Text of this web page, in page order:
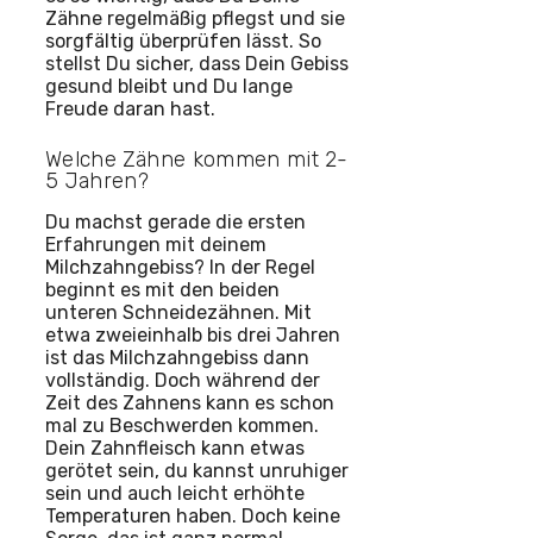
Zähne regelmäßig pflegst und sie
sorgfältig überprüfen lässt. So
stellst Du sicher, dass Dein Gebiss
gesund bleibt und Du lange
Freude daran hast.
Welche Zähne kommen mit 2-
5 Jahren?
Du machst gerade die ersten
Erfahrungen mit deinem
Milchzahngebiss? In der Regel
beginnt es mit den beiden
unteren Schneidezähnen. Mit
etwa zweieinhalb bis drei Jahren
ist das Milchzahngebiss dann
vollständig. Doch während der
Zeit des Zahnens kann es schon
mal zu Beschwerden kommen.
Dein Zahnfleisch kann etwas
gerötet sein, du kannst unruhiger
sein und auch leicht erhöhte
Temperaturen haben. Doch keine